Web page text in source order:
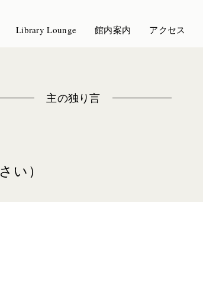
Library Lounge 館内案内 アクセス
主の独り言
）